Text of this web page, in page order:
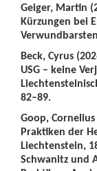
Geiger, Martin
Kürzungen bei
Beck, Cyrus
USG – keine
82–89.
Goop,
Praktiken der
Liechtenstein,
Schwanitz und